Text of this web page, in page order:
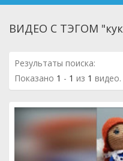
ВИДЕО С ТЭГОМ
Результаты поиска:
Показано 1 - 1 из 1 видео.